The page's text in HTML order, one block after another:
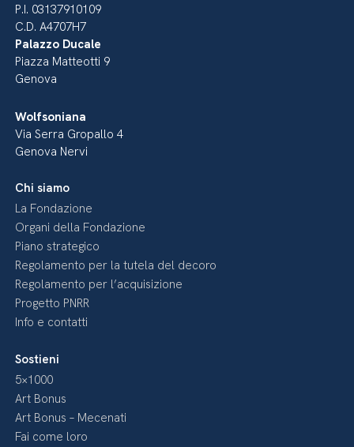
P.I. 03137910109
C.D. A4707H7
Palazzo Ducale
Piazza Matteotti 9
Genova
Wolfsoniana
Via Serra Gropallo 4
Genova Nervi
Chi siamo
La Fondazione
Organi della Fondazione
Piano strategico
Regolamento per la tutela del decoro
Regolamento per l’acquisizione
Progetto PNRR
Info e contatti
Sostieni
5×1000
Art Bonus
Art Bonus – Mecenati
Fai come loro